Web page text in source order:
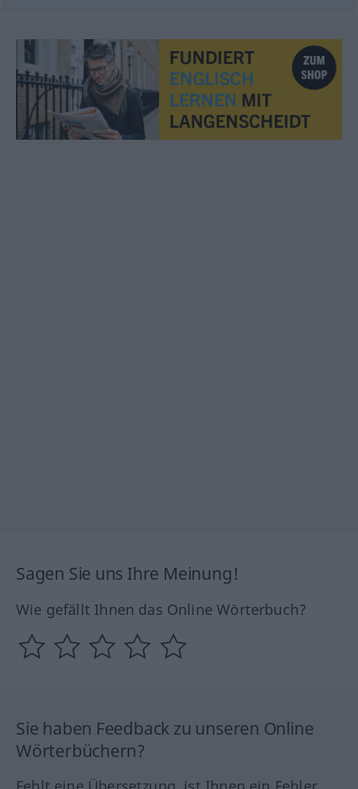
Sagen Sie uns Ihre Meinung!
Wie gefällt Ihnen das Online Wörterbuch?
Sie haben Feedback zu unseren Online
Wörterbüchern?